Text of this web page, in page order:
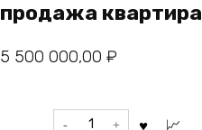
продажа квартира
5 500 000,00 ₽